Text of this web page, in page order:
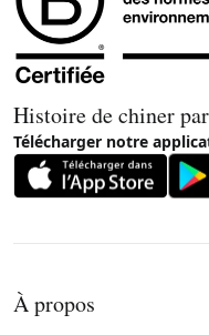
Histoire de chiner
Télécharger notre
À propos